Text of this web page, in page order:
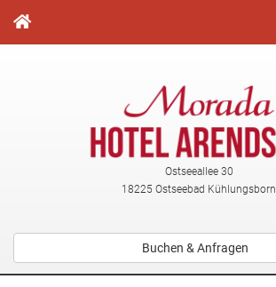
zum
Inhalt
Ostseeallee 30
18225 Ostseebad Kühlungsborn
Buchen & Anfragen